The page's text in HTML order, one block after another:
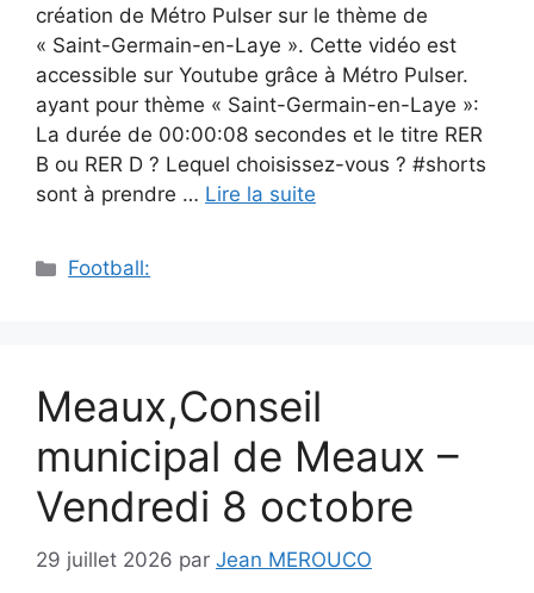
création de Métro Pulser sur le thème de
« Saint-Germain-en-Laye ». Cette vidéo est
accessible sur Youtube grâce à Métro Pulser.
ayant pour thème « Saint-Germain-en-Laye »:
La durée de 00:00:08 secondes et le titre RER
B ou RER D ? Lequel choisissez-vous ? #shorts
sont à prendre … Lire la suite
Catégories
Football:
Meaux,Conseil
municipal de Meaux –
Vendredi 8 octobre
29 juillet 2026 par Jean MEROUCO